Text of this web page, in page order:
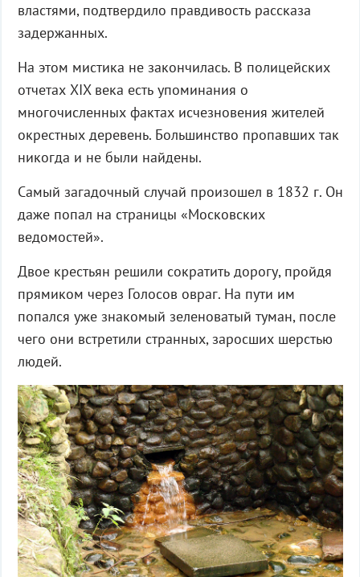
властями, подтвердило правдивость рассказа
задержанных.
На этом мистика не закончилась. В полицейских
отчетах XIX века есть упоминания о
многочисленных фактах исчезновения жителей
окрестных деревень. Большинство пропавших так
никогда и не были найдены.
Самый загадочный случай произошел в 1832 г. Он
даже попал на страницы «Московских
ведомостей».
Двое крестьян решили сократить дорогу, пройдя
прямиком через Голосов овраг. На пути им
попался уже знакомый зеленоватый туман, после
чего они встретили странных, заросших шерстью
людей.